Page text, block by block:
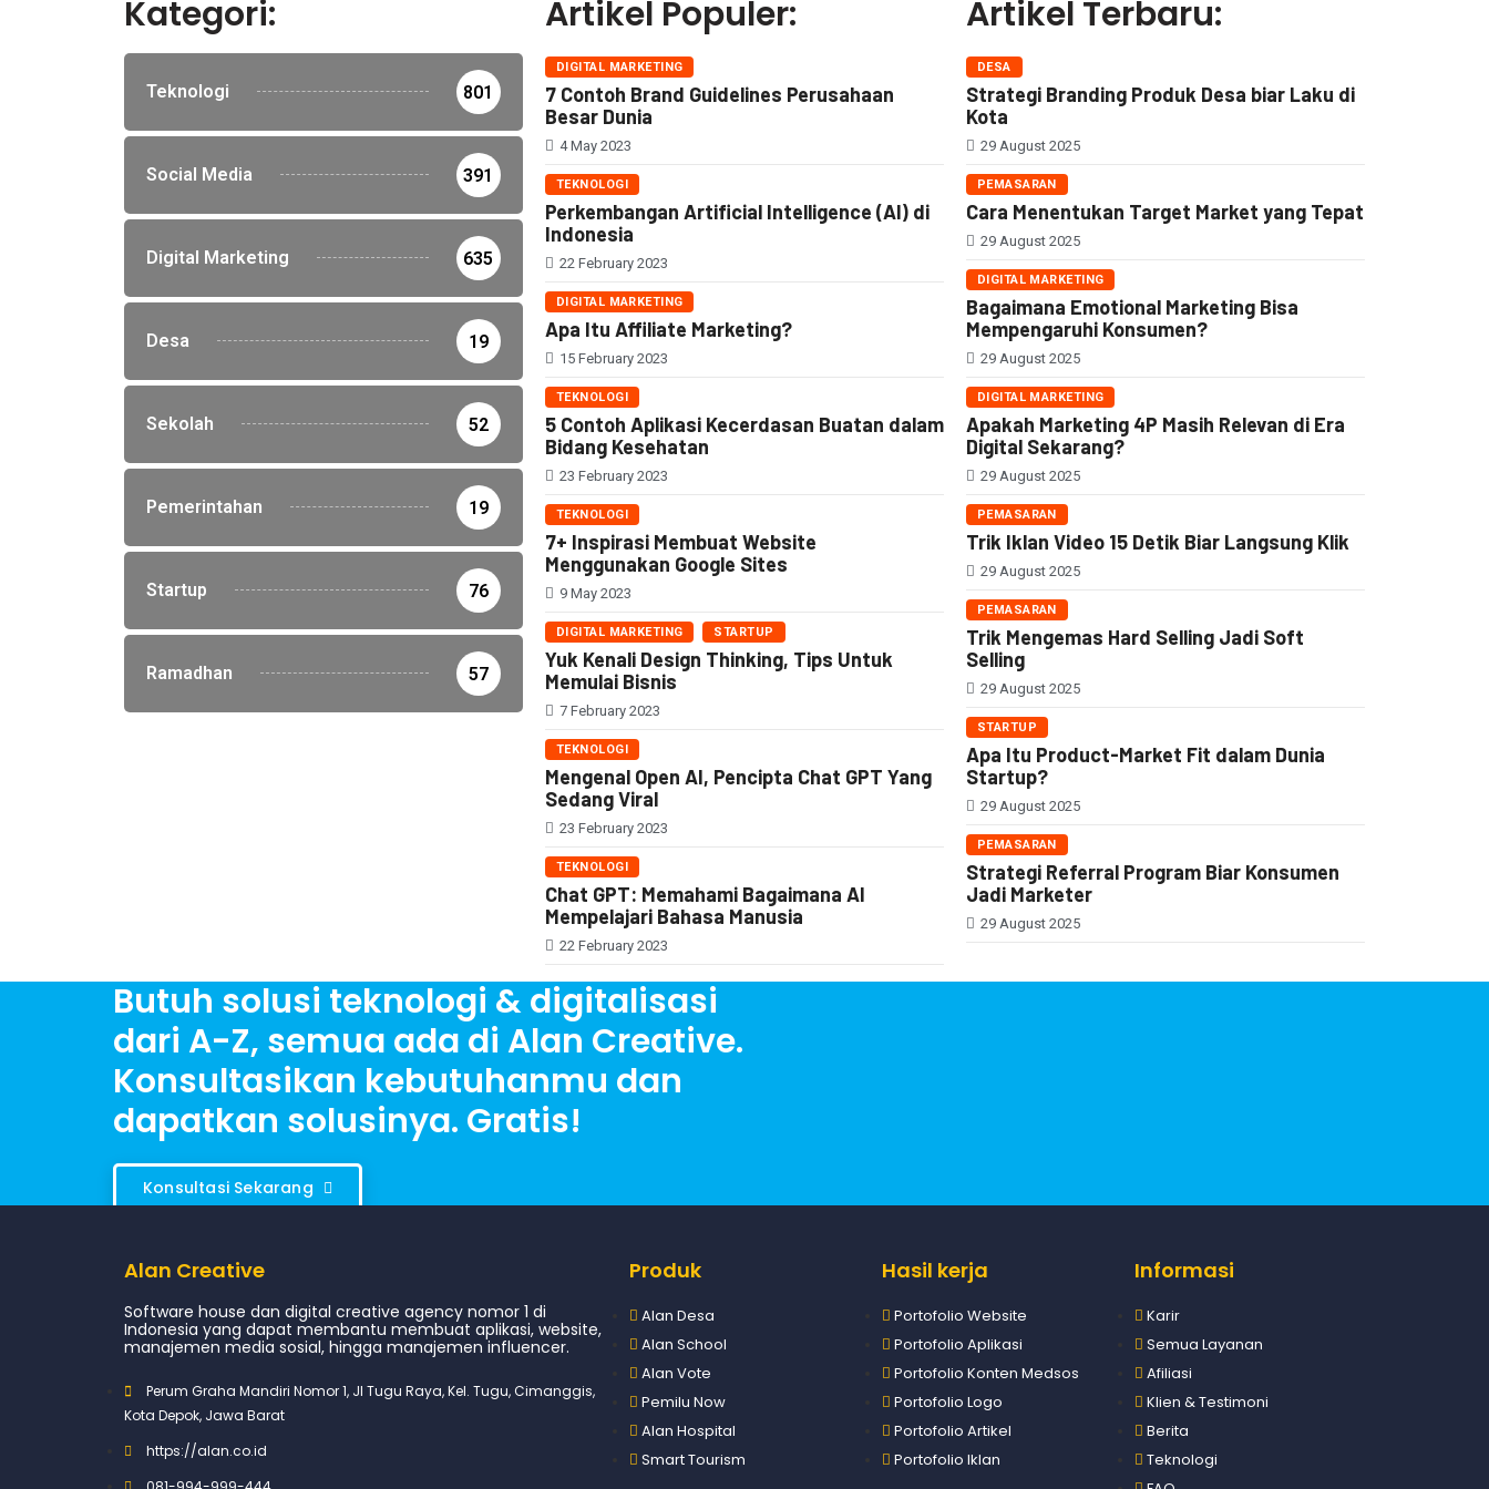
Kategori:
Teknologi 801
Social Media 391
Digital Marketing 635
Desa 19
Sekolah 52
Pemerintahan 19
Startup 76
Ramadhan 57
Artikel Populer:
DIGITAL MARKETING
7 Contoh Brand Guidelines Perusahaan
Besar Dunia
4 May 2023
TEKNOLOGI
Perkembangan Artificial Intelligence (AI) di
Indonesia
22 February 2023
DIGITAL MARKETING
Apa Itu Affiliate Marketing?
15 February 2023
TEKNOLOGI
5 Contoh Aplikasi Kecerdasan Buatan dalam
Bidang Kesehatan
23 February 2023
TEKNOLOGI
7+ Inspirasi Membuat Website
Menggunakan Google Sites
9 May 2023
DIGITAL MARKETING STARTUP
Yuk Kenali Design Thinking, Tips Untuk
Memulai Bisnis
7 February 2023
TEKNOLOGI
Mengenal Open AI, Pencipta Chat GPT Yang
Sedang Viral
23 February 2023
TEKNOLOGI
Chat GPT: Memahami Bagaimana AI
Mempelajari Bahasa Manusia
22 February 2023
Artikel Terbaru:
DESA
Strategi Branding Produk Desa biar Laku di
Kota
29 August 2025
PEMASARAN
Cara Menentukan Target Market yang Tepat
29 August 2025
DIGITAL MARKETING
Bagaimana Emotional Marketing Bisa
Mempengaruhi Konsumen?
29 August 2025
DIGITAL MARKETING
Apakah Marketing 4P Masih Relevan di Era
Digital Sekarang?
29 August 2025
PEMASARAN
Trik Iklan Video 15 Detik Biar Langsung Klik
29 August 2025
PEMASARAN
Trik Mengemas Hard Selling Jadi Soft
Selling
29 August 2025
STARTUP
Apa Itu Product-Market Fit dalam Dunia
Startup?
29 August 2025
PEMASARAN
Strategi Referral Program Biar Konsumen
Jadi Marketer
29 August 2025
Butuh solusi teknologi & digitalisasi
dari A-Z, semua ada di Alan Creative.
Konsultasikan kebutuhanmu dan
dapatkan solusinya. Gratis!
Konsultasi Sekarang
Alan Creative
Software house dan digital creative agency nomor 1 di
Indonesia yang dapat membantu membuat aplikasi, website,
manajemen media sosial, hingga manajemen influencer.
Perum Graha Mandiri Nomor 1, Jl Tugu Raya, Kel. Tugu, Cimanggis,
Kota Depok, Jawa Barat
https://alan.co.id
Produk
Alan Desa
Alan School
Alan Vote
Pemilu Now
Alan Hospital
Smart Tourism
Hasil kerja
Portofolio Website
Portofolio Aplikasi
Portofolio Konten Medsos
Portofolio Logo
Portofolio Artikel
Portofolio Iklan
Informasi
Karir
Semua Layanan
Afiliasi
Klien & Testimoni
Berita
Teknologi